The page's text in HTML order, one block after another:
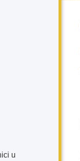
u